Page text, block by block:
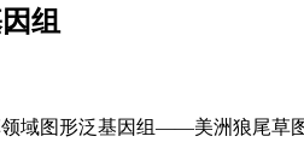
组
域图形泛基因组——美洲狼尾草